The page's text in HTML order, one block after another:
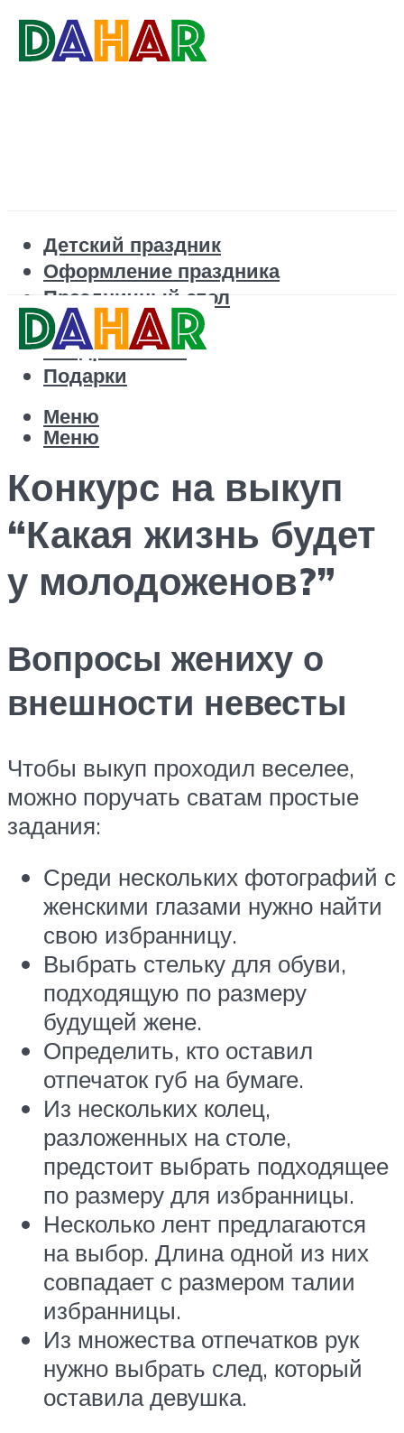
Детский праздник
Оформление праздника
Праздничный стол
Корпоратив
Поздравления
Подарки
Меню
Меню
Конкурс на выкуп
“Какая жизнь будет
у молодоженов?”
Вопросы жениху о
внешности невесты
Чтобы выкуп проходил веселее,
можно поручать сватам простые
задания:
Среди нескольких фотографий с
женскими глазами нужно найти
свою избранницу.
Выбрать стельку для обуви,
подходящую по размеру
будущей жене.
Определить, кто оставил
отпечаток губ на бумаге.
Из нескольких колец,
разложенных на столе,
предстоит выбрать подходящее
по размеру для избранницы.
Несколько лент предлагаются
на выбор. Длина одной из них
совпадает с размером талии
избранницы.
Из множества отпечатков рук
нужно выбрать след, который
оставила девушка.